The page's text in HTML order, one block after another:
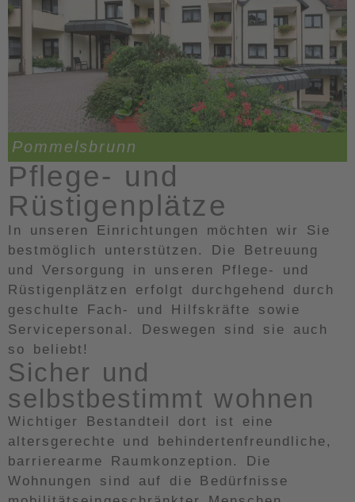
Pommelsbrunn
Pflege- und
Rüstigenplätze
In unseren Einrichtungen möchten wir Sie
bestmöglich unterstützen. Die Betreuung
und Versorgung in unseren Pflege- und
Rüstigenplätzen erfolgt durchgehend durch
geschulte Fach- und Hilfskräfte sowie
Servicepersonal. Deswegen sind sie auch
so beliebt!
Sicher und
selbstbestimmt wohnen
Wichtiger Bestandteil dort ist eine
altersgerechte und behindertenfreundliche,
barrierearme Raumkonzeption. Die
Wohnungen sind auf die Bedürfnisse